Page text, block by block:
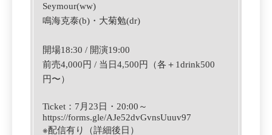
Seymour(ww)
鳴海克泰(b)・大菊勉(dr)
開場18:30 / 開演19:00
前売4,000円 / 当日4,500円（各＋1drink500
円〜）
Ticket ：7月23日 ・ ‪20:00‬ ～
https://forms.gle/AJe52dvGvnsUuuv97
※配信有り（詳細後日）